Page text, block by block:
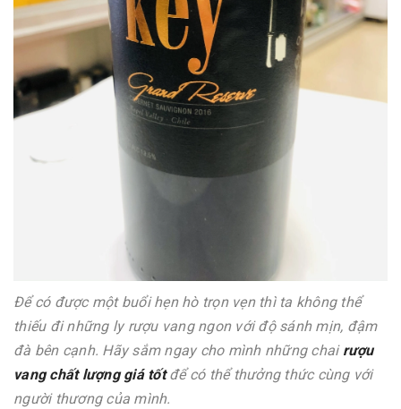
Để có được một buổi hẹn hò trọn vẹn thì ta không thể
thiếu đi những ly rượu vang ngon với độ sánh mịn, đậm
đà bên cạnh. Hãy sắm ngay cho mình những chai rượu
vang chất lượng giá tốtđể có thể thưởng thức cùng với
người thương của mình.